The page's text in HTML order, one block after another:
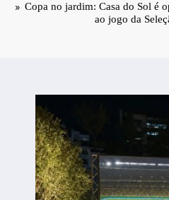
Copa no jardim: Casa do Sol é
ao jogo da